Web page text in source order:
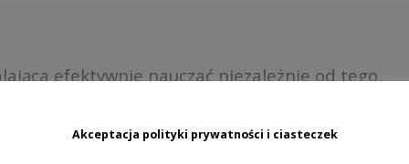
efektywnie nauczać niezależnie od tego,
się w jednym miejscu, czy uczestniczą oni w
przełączania między różnymi rozwiązaniami
zapewnić ciągłość nauczania – dla uczniów i
Akceptacja polityki prywatności i ciasteczek